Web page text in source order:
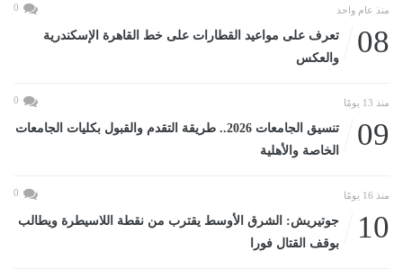
منذ عام واحد 0
08
تعرف على مواعيد القطارات على خط القاهرة الإسكندرية
والعكس
منذ 13 يومًا 0
09
تنسيق الجامعات 2026.. طريقة التقدم والقبول بكليات الجامعات
الخاصة والأهلية
منذ 16 يومًا 0
10
جوتيريش: الشرق الأوسط يقترب من نقطة اللاسيطرة ويطالب
بوقف القتال فورا